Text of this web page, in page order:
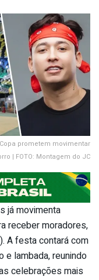
prometem movimentar
| FOTO: Montagem do JC
já movimenta
receber moradores,
A festa contará com
e lambada, reunindo
celebrações mais